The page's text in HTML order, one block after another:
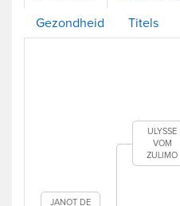
Gezondheid Titels
JANOT DE
ULYSSE
VOM
ZULIMO